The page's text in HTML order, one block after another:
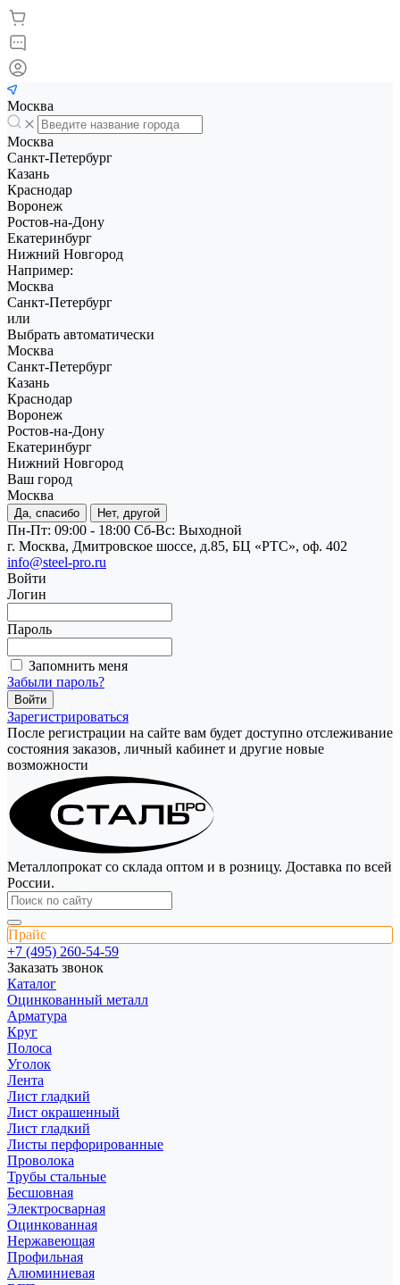
Москва
Москва
Санкт-Петербург
Казань
Краснодар
Воронеж
Ростов-на-Дону
Екатеринбург
Нижний Новгород
Например:
Москва
Санкт-Петербург
или
Выбрать автоматически
Москва
Санкт-Петербург
Казань
Краснодар
Воронеж
Ростов-на-Дону
Екатеринбург
Нижний Новгород
Ваш город
Москва
Да, спасибо Нет, другой
Пн-Пт: 09:00 - 18:00 Cб-Вс: Выходной
г. Москва, Дмитровское шоссе, д.85, БЦ «РТС», оф. 402
info@steel-pro.ru
Войти
Логин
Пароль
Запомнить меня
Забыли пароль?
Зарегистрироваться
После регистрации на сайте вам будет доступно отслеживание
состояния заказов, личный кабинет и другие новые
возможности
Металлопрокат со склада оптом и в розницу. Доставка по всей
России.
Прайс
+7 (495) 260-54-59
Заказать звонок
Каталог
Оцинкованный металл
Арматура
Круг
Полоса
Уголок
Лента
Лист гладкий
Лист окрашенный
Лист гладкий
Листы перфорированные
Проволока
Трубы стальные
Бесшовная
Электросварная
Оцинкованная
Нержавеющая
Профильная
Алюминиевая